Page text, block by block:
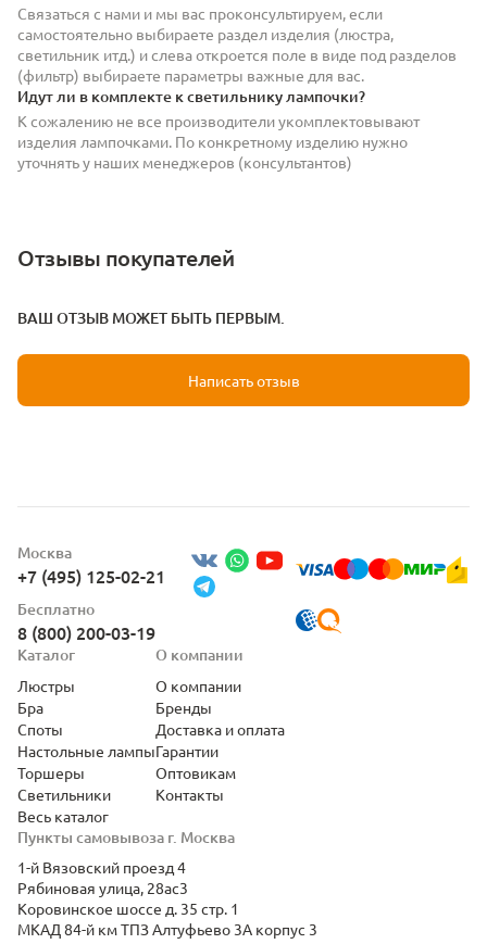
Связаться с нами и мы вас проконсультируем, если
самостоятельно выбираете раздел изделия (люстра,
светильник итд.) и слева откроется поле в виде под разделов
(фильтр) выбираете параметры важные для вас.
Идут ли в комплекте к светильнику лампочки?
К сожалению не все производители укомплектовывают
изделия лампочками. По конкретному изделию нужно
уточнять у наших менеджеров (консультантов)
Отзывы покупателей
ВАШ ОТЗЫВ МОЖЕТ БЫТЬ ПЕРВЫМ.
Написать отзыв
Москва
+7 (495) 125-02-21
Бесплатно
8 (800) 200-03-19
Пункты самовывоза г. Москва
1-й Вязовский проезд 4
Рябиновая улица, 28ас3
Коровинское шоссе д. 35 стр. 1
МКАД 84-й км ТПЗ Алтуфьево 3А корпус 3
Каталог
Люстры
Бра
Споты
Настольные лампы
Торшеры
Светильники
Весь каталог
О компании
О компании
Бренды
Доставка и оплата
Гарантии
Оптовикам
Контакты